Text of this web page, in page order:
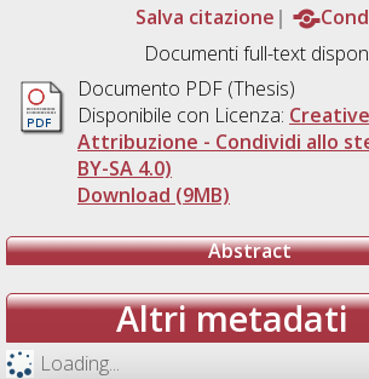
Salva citazione
Documenti full-text
Documento PDF (Thesis)
Disponibile con Licenza:
Attribuzione - Condividi allo
BY-SA 4.0)
Download (9MB)
Abstract
Altri metadati
Loading...